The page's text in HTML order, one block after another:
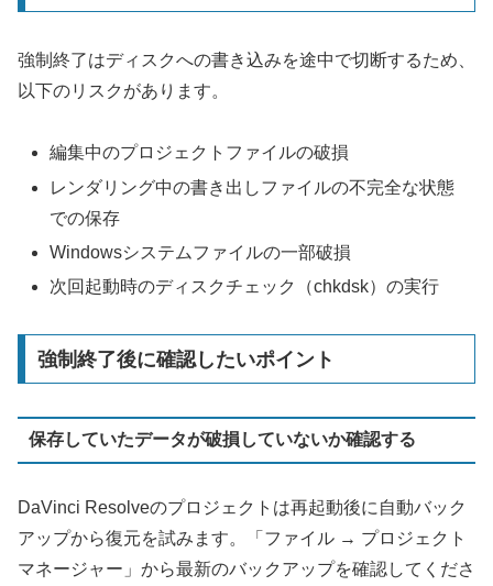
強制終了はディスクへの書き込みを途中で切断するため、
以下のリスクがあります。
編集中のプロジェクトファイルの破損
レンダリング中の書き出しファイルの不完全な状態
での保存
Windowsシステムファイルの一部破損
次回起動時のディスクチェック（chkdsk）の実行
強制終了後に確認したいポイント
保存していたデータが破損していないか確認する
DaVinci Resolveのプロジェクトは再起動後に自動バック
アップから復元を試みます。「ファイル → プロジェクト
マネージャー」から最新のバックアップを確認してくださ